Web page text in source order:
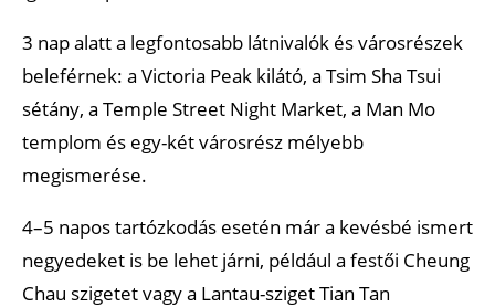
3 nap alatt a legfontosabb látnivalók és városrészek
beleférnek: a Victoria Peak kilátó, a Tsim Sha Tsui
sétány, a Temple Street Night Market, a Man Mo
templom és egy-két városrész mélyebb
megismerése.
4–5 napos tartózkodás esetén már a kevésbé ismert
negyedeket is be lehet járni, például a festői Cheung
Chau szigetet vagy a Lantau-sziget Tian Tan